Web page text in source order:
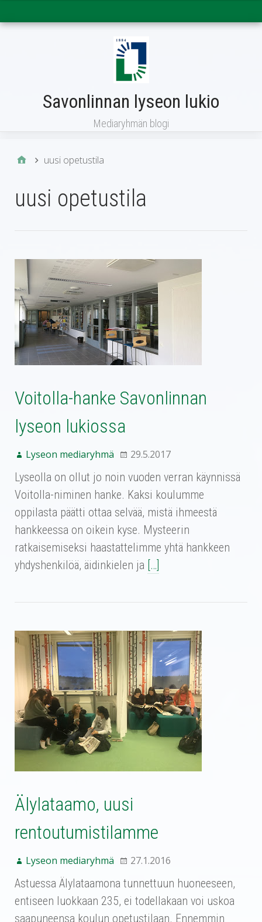
Savonlinnan lyseon lukio
Mediaryhmän blogi
uusi opetustila
uusi opetustila
Voitolla-hanke Savonlinnan
lyseon lukiossa
Lyseon mediaryhmä 29.5.2017
Lyseolla on ollut jo noin vuoden verran käynnissä
Voitolla-niminen hanke. Kaksi koulumme
oppilasta päätti ottaa selvää, mistä ihmeestä
hankkeessa on oikein kyse. Mysteerin
ratkaisemiseksi haastattelimme yhtä hankkeen
yhdyshenkilöä, äidinkielen ja […]
Älylataamo, uusi
rentoutumistilamme
Lyseon mediaryhmä 27.1.2016
Astuessa Älylataamona tunnettuun huoneeseen,
entiseen luokkaan 235, ei todellakaan voi uskoa
saapuneensa koulun opetustilaan. Ennemmin